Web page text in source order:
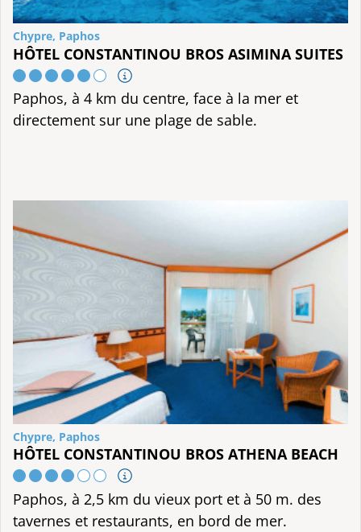
Chypre, Paphos
HÔTEL CONSTANTINOU BROS ASIMINA SUITES
Paphos, à 4 km du centre, face à la mer et
directement sur une plage de sable.
Chypre, Paphos
HÔTEL CONSTANTINOU BROS ATHENA BEACH
Paphos, à 2,5 km du vieux port et à 50 m. des
tavernes et restaurants, en bord de mer.